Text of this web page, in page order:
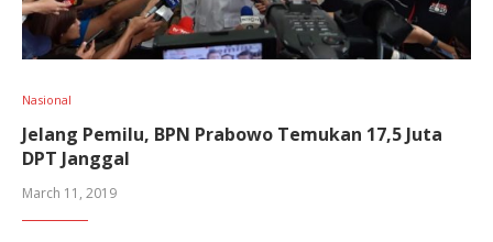
Nasional
Jelang Pemilu, BPN Prabowo Temukan 17,5 Juta
DPT Janggal
March 11, 2019